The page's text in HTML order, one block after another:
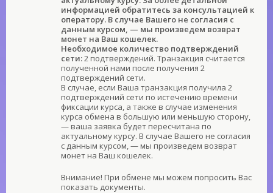
информацией обратитесь за консультацией к
оператору. В случае Вашего не согласия с
данным курсом, — мы произведем возврат
монет на Ваш кошелек.
Необходимое количество подтверждений
сети:2 подтверждений. Транзакция считается
полученной нами после получения 2
подтверждений сети.
В случае, если Ваша транзакция получила 2
подтверждений сети по истечению времени
фиксации курса, а также в случае изменения
курса обмена в большую или меньшую сторону,
— ваша заявка будет пересчитана по
актуальному курсу. В случае Вашего не согласия
с данным курсом, — мы произведем возврат
монет на Ваш кошелек.
Внимание! При обмене мы можем попросить Вас
показать документы.